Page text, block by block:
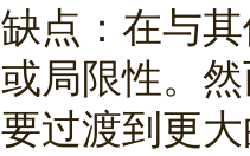
缺点：在与
或局限性。
要过渡到更